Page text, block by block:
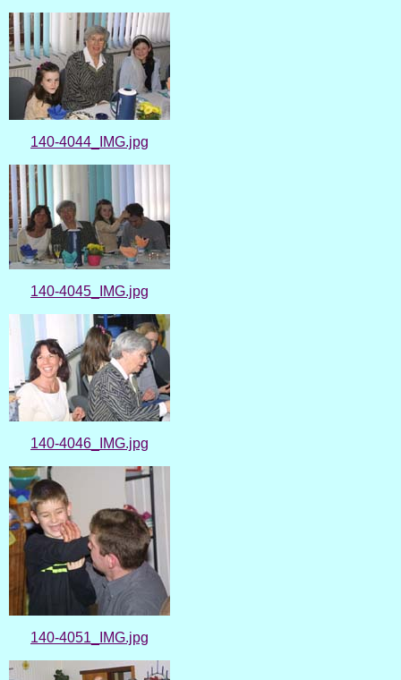
140-4044_IMG.jpg
140-4045_IMG.jpg
140-4046_IMG.jpg
140-4051_IMG.jpg